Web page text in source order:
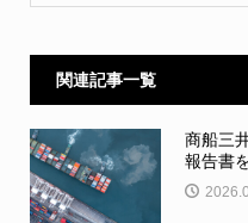
関連記事一覧
商船三
報告書